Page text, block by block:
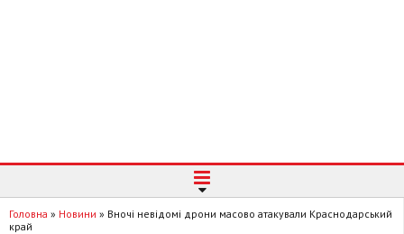
Головна » Новини » Вночі невідомі дрони масово атакували Краснодарський
край